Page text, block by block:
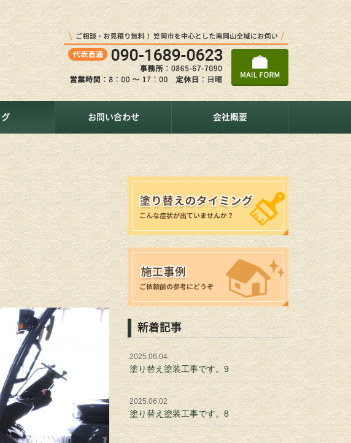
お問い合わせ 会社概要
新着記事
2025.06.04
塗り替え塗装工事です。9
2025.06.02
塗り替え塗装工事です。8